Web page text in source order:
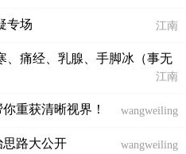
专场 江南
、痛经、乳腺、手脚冰（事无
江南
重获清晰视界！ wangweiling
路大公开 wangweiling